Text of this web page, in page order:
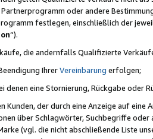
oder andere
festlegen, einschließlich der
“).
die andernfalls Qualifizierte
IhrerVereinbarung erfolgen;
denen eine Stornierung, Rückgabe oder
Kunden, der durch eine Anzeige auf
über Schlagwörter, Suchbegriffe
(vgl. die nicht abschließende Liste